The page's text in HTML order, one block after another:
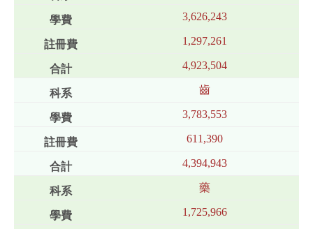
3,626,243
1,297,261
4,923,504
齒
3,783,553
611,390
4,394,943
藥
1,725,966